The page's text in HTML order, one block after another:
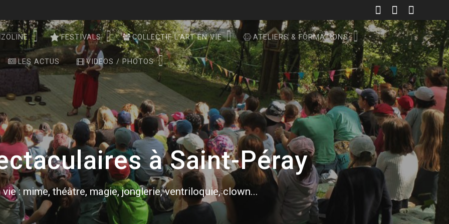
FESTIVALS COLLECTIF L’ART EN VIE ATELIERS & FORMATIONS
LES ACTUS VIDEOS / PHOTOS
à Saint-Péray
: mime, théâtre, magie, jonglerie, ventriloquie, clown...